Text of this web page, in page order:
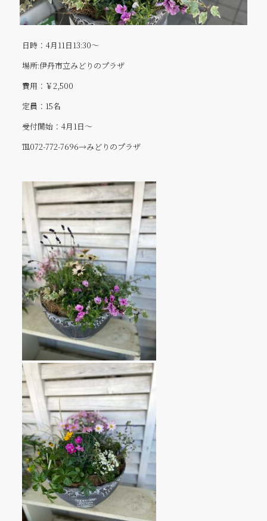
日時：4月11日13:30～
場所:伊丹市立みどりのプラザ
費用：￥2,500
定員：15名
受付開始：4月1日～
℡072-772-7696→みどりのプラザ